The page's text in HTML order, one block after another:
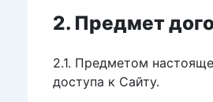
2. Предмет
2.1. Предметом
доступа к Сайту.